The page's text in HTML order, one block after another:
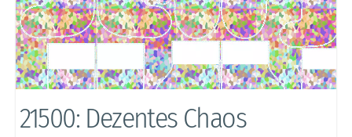
21500: Dezentes Chaos